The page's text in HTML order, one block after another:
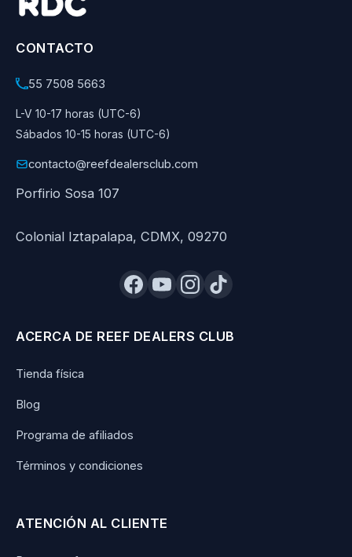
CONTACTO
55 7508 5663
L-V 10-17 horas (UTC-6)
Sábados 10-15 horas (UTC-6)
contacto@reefdealersclub.com
Porfirio Sosa 107
Colonial Iztapalapa, CDMX, 09270
ACERCA DE REEF DEALERS CLUB
Tienda física
Blog
Programa de afiliados
Términos y condiciones
ATENCIÓN AL CLIENTE